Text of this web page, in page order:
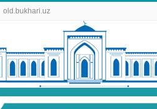
old.bukhari.uz